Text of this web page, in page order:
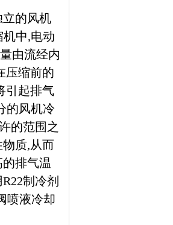
的风机
中,电动
由流经内
压缩前的
引起排气
的风机冷
的范围之
质,从而
排气温
制冷剂
喷液冷却